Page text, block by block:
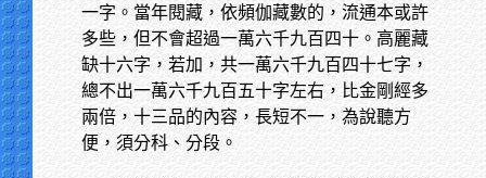
一字。當年閱藏，依頻伽藏數的，流通本或許
多些，但不會超過一萬六千九百四十。高麗藏
缺十六字，若加，共一萬六千九百四十七字，
總不出一萬六千九百五十字左右，比金剛經多
兩倍，十三品的內容，長短不一，為說聽方
便，須分科、分段。